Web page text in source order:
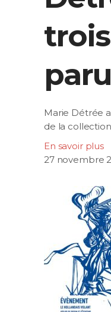
trois
Marie Détrée
de la
En savoir plus
27 novembre